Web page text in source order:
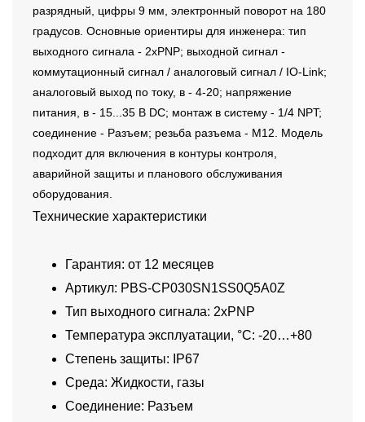
разрядный, цифры 9 мм, электронный поворот на 180
градусов. Основные ориентиры для инженера: тип
выходного сигнала - 2xPNP; выходной сигнал -
коммутационный сигнал / аналоговый сигнал / IO-Link;
аналоговый выход по току, в - 4-20; напряжение
питания, в - 15...35 В DC; монтаж в систему - 1/4 NPT;
соединение - Разъем; резьба разъема - M12. Модель
подходит для включения в контуры контроля,
аварийной защиты и планового обслуживания
оборудования.
Технические характеристики
Гарантия: от 12 месяцев
Артикул: PBS-CP030SN1SS0Q5A0Z
Тип выходного сигнала: 2xPNP
Температура эксплуатации, °C: -20…+80
Степень защиты: IP67
Среда: Жидкости, газы
Соединение: Разъем